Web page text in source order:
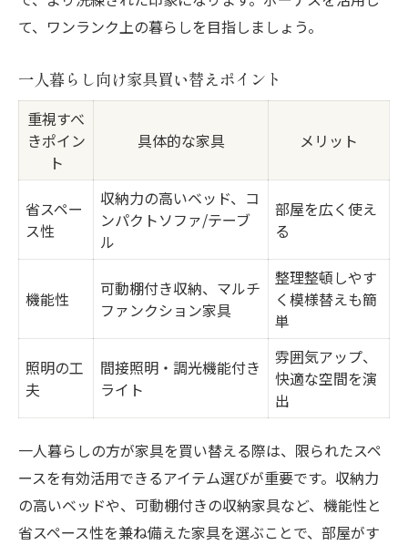
て、ワンランク上の暮らしを目指しましょう。
一人暮らし向け家具買い替えポイント
重視すべ
きポイン
ト
具体的な家具 メリット
省スペー
ス性
収納力の高いベッド、コ
ンパクトソファ/テーブ
ル
部屋を広く使え
る
機能性
可動棚付き収納、マルチ
ファンクション家具
整理整頓しやす
く模様替えも簡
単
照明の工
夫
間接照明・調光機能付き
ライト
雰囲気アップ、
快適な空間を演
出
一人暮らしの方が家具を買い替える際は、限られたスペ
ースを有効活用できるアイテム選びが重要です。収納力
の高いベッドや、可動棚付きの収納家具など、機能性と
省スペース性を兼ね備えた家具を選ぶことで、部屋がす